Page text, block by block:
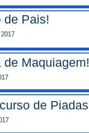
de Pais!
de Maquiagem!
de